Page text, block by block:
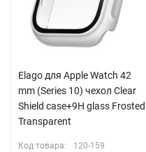
Elago для Apple Watch 42
mm (Series 10) чехол Clear
Shield case+9H glass Frosted
Transparent
Код товара: 120-159